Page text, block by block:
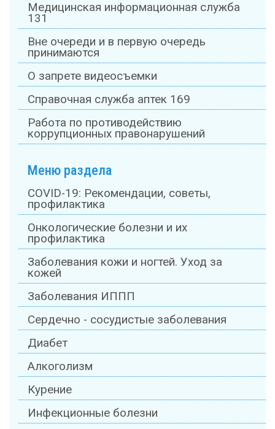
Медицинская информационная служба
131
Вне очереди и в первую очередь
принимаются
О запрете видеосъемки
Справочная служба аптек 169
Работа по противодействию
коррупционных правонарушений
Меню раздела
COVID-19: Рекомендации, советы,
профилактика
Онкологические болезни и их
профилактика
Заболевания кожи и ногтей. Уход за
кожей
Заболевания ИППП
Сердечно - сосудистые заболевания
Диабет
Алкоголизм
Курение
Инфекционные болезни